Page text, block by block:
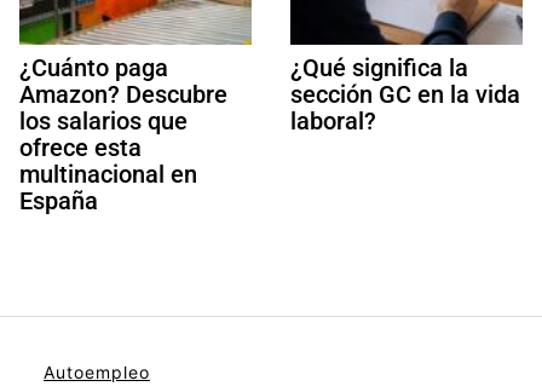
¿Cuánto paga
Amazon? Descubre
los salarios que
ofrece esta
multinacional en
España
¿Qué significa la
sección GC en la vida
laboral?
Autoempleo